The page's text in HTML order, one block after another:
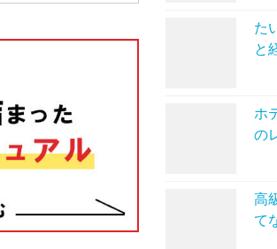
た
と
ホ
の
高
て